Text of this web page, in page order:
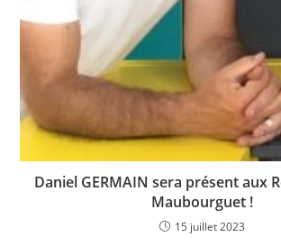
Daniel GERMAIN sera présent aux
Maubourguet !
15 juillet 2023